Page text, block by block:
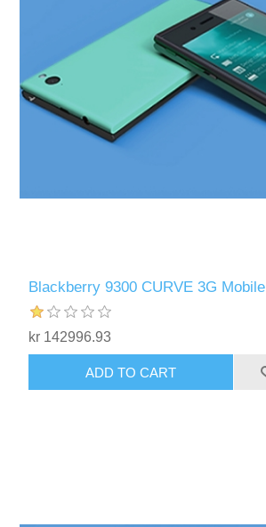
Blackberry 9300 CURVE 3G Mobile
kr 142996.93
ADD TO CART